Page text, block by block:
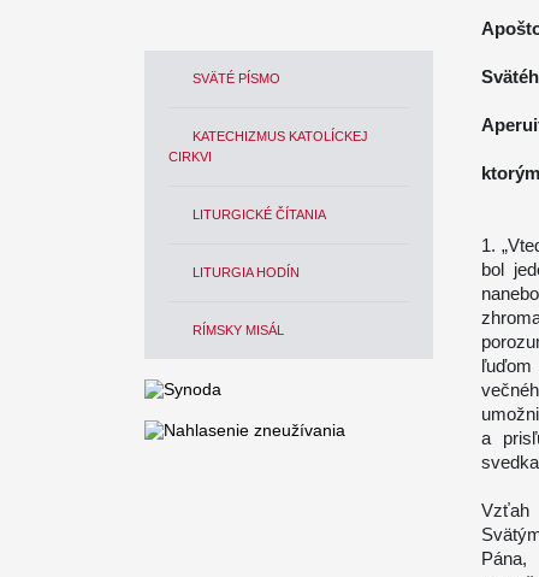
SVÄTÉ PÍSMO
KATECHIZMUS KATOLÍCKEJ
CIRKVI
LITURGICKÉ ČÍTANIA
LITURGIA HODÍN
RÍMSKY MISÁL
1.
bol
ľuďom
a
Vzťah